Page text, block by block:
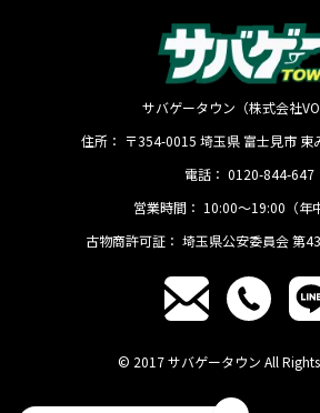
サバゲータウン（株式会社
住所： 〒354-0015 埼玉県 富士見市 東
電話： 0120-844-647
営業時間： 10:00〜19:00（年
古物商許可証： 埼玉県公安委員会 第
© 2017 サバゲータウン All Rights